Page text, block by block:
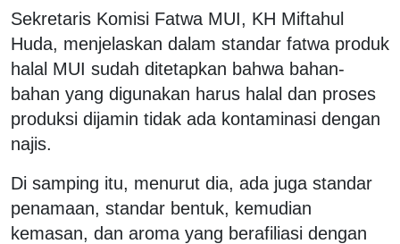
Sekretaris Komisi Fatwa MUI, KH Miftahul
Huda, menjelaskan dalam standar fatwa produk
halal MUI sudah ditetapkan bahwa bahan-
bahan yang digunakan harus halal dan proses
produksi dijamin tidak ada kontaminasi dengan
najis.
Di samping itu, menurut dia, ada juga standar
penamaan, standar bentuk, kemudian
kemasan, dan aroma yang berafiliasi dengan